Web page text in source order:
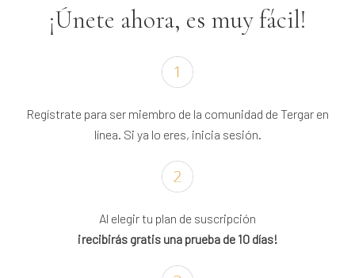
¡Únete ahora, es muy fácil!
Regístrate para ser miembro de la comunidad de Tergar en
línea. Si ya lo eres, inicia sesión.
Al elegir tu plan de suscripción
¡recibirás gratis una prueba de 10 días!